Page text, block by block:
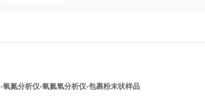
-氧氮分析仪-氧氮氢分析仪-包裹粉末状样品